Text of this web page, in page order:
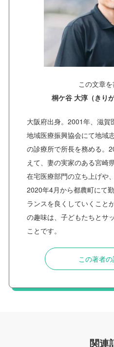
この文章
桐ケ谷 大淳（きり
大阪府出身。2001年、滋賀
地域医療振興協会にて地域
の診療所で所長を務める。
えて、妻の実家のある宮崎
在宅医療部門の立ち上げや
2020年4月から都農町にて
ランスを良くしていくこと
の趣味は、子どもたちとサ
ことです。
この著者
関連